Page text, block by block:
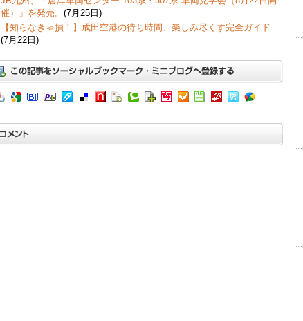
催）」を発売。 (7月25日)
【知らなきゃ損！】成田空港の待ち時間、楽しみ尽くす完全ガイド
(7月22日)